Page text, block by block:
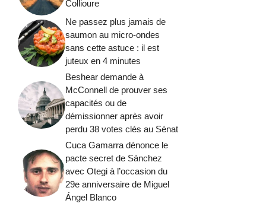
Collioure
Ne passez plus jamais de
saumon au micro-ondes
sans cette astuce : il est
juteux en 4 minutes
Beshear demande à
McConnell de prouver ses
capacités ou de
démissionner après avoir
perdu 38 votes clés au Sénat
Cuca Gamarra dénonce le
pacte secret de Sánchez
avec Otegi à l’occasion du
29e anniversaire de Miguel
Ángel Blanco